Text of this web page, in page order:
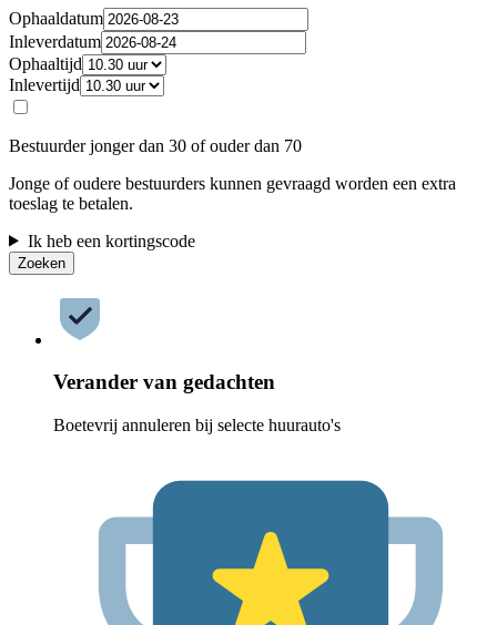
Ophaaldatum
Inleverdatum
Ophaaltijd
Inlevertijd
Bestuurder jonger dan 30 of ouder dan 70
Jonge of oudere bestuurders kunnen gevraagd worden een extra
toeslag te betalen.
Ik heb een kortingscode
Zoeken
Verander van gedachten
Boetevrij annuleren bij selecte huurauto's